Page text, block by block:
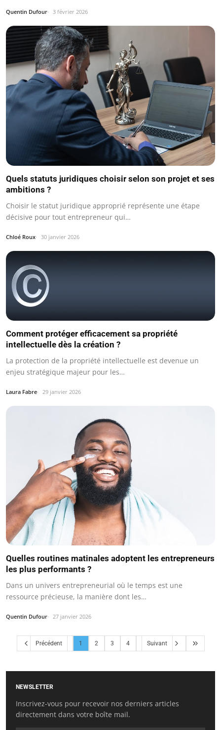
Quentin Dufour 3 février 2026
Quels statuts juridiques choisir selon son projet et ses
ambitions ?
Choisir le statut juridique approprié représente une étape
décisive pour tout entrepreneur qui…
Chloé Roux 30 janvier 2026
Comment protéger efficacement sa propriété
intellectuelle dès la création ?
La protection de la propriété intellectuelle est devenue un
enjeu stratégique majeur pour les…
Laura Fabre 29 janvier 2026
Quelles routines matinales adoptent les entrepreneurs
les plus performants ?
Dans un univers entrepreneurial où le temps est une
ressource précieuse, la manière dont les…
Quentin Dufour 27 janvier 2026
Précédent 1 2 3 4 Suivant
NEWSLETTER
Inscrivez-vous pour recevoir nos derniers articles
directement dans votre boîte mail.